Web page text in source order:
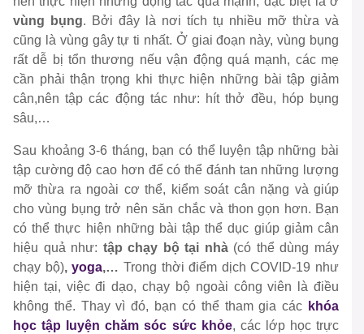
vùng bụng. Bởi đây là nơi tích tụ nhiều mỡ thừa và
cũng là vùng gây tự ti nhất. Ở giai đoạn này, vùng bụng
rất dễ bị tổn thương nếu vận động quá mạnh, các mẹ
cần phải thận trọng khi thực hiện những bài tập giảm
cân,nên tập các động tác như: hít thở đều, hóp bụng
sâu,…
Sau khoảng 3-6 tháng, bạn có thể luyện tập những bài
tập cường độ cao hơn để có thể đánh tan những lượng
mỡ thừa ra ngoài cơ thể, kiểm soát cân nặng và giúp
cho vùng bụng trở nên săn chắc và thon gọn hơn. Bạn
có thể thực hiện những bài tập thể dục giúp giảm cân
hiệu quả như: tập chạy bộ tại nhà (có thể dùng máy
chạy bộ),yoga,… Trong thời điểm dịch COVID-19 như
hiện tại, việc đi dạo, chạy bộ ngoài công viên là điều
không thể. Thay vì đó, bạn có thể tham gia các khóa
học tập luyện chăm sóc sức khỏe, các lớp học trực